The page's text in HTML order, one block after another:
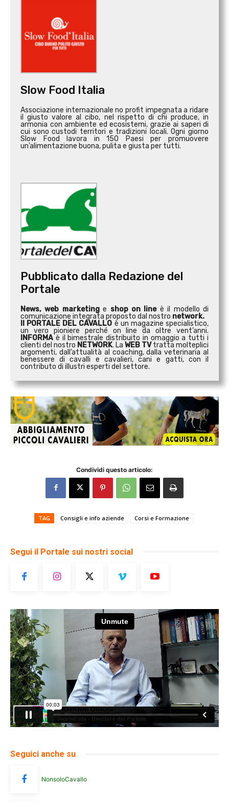
Slow Food Italia
Associazione internazionale no profit impegnata a ridare
il giusto valore al cibo, nel rispetto di chi produce, in
armonia con ambiente ed ecosistemi, grazie ai saperi di
cui sono custodi territori e tradizioni locali. Ogni giorno
Slow Food lavora in 150 Paesi per promuovere
un’alimentazione buona, pulita e giusta per tutti.
Pubblicato dalla Redazione del
Portale
News, web marketinge shop on line è il modello di
comunicazione integrata proposto dal nostro network.
Il PORTALE DEL CAVALLO è un magazine specialistico,
un vero pioniere perché on line da oltre vent’anni.
INFORMA è il bimestrale distribuito in omaggio a tutti i
clienti del nostro NETWORK. La WEB TVtratta molteplici
argomenti, dall’attualità al coaching, dalla veterinaria al
benessere di cavalli e cavalieri, cani e gatti, con il
contributo di illustri esperti del settore.
Condividi questo articolo:
TAG Consigli e info aziende Corsi e Formazione
Segui il Portale sui nostri social
Seguici anche su
NonsoloCavallo